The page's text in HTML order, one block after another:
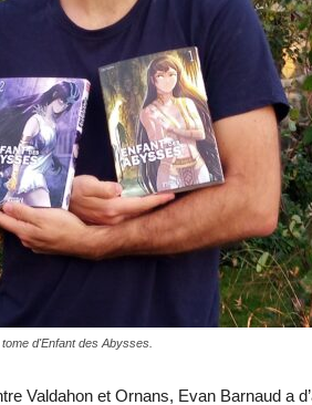
d'Enfant des Abysses.
Valdahon et Ornans, Evan Barnaud a